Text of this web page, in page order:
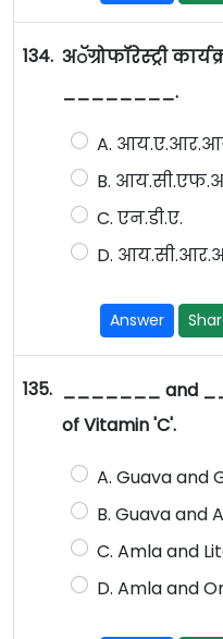
134. अॅग्रोफॉरेस्ट्री
________.
A.
B.
C. एन.डी.ए.
D.
Answer
135. _______ and
of Vitamin 'C'.
A. Guava and
B. Guava and
C. Amla and
D. Amla and